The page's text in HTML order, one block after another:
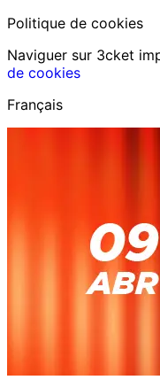
Politique de cookies
Naviguer sur 3cket
de cookies
Français